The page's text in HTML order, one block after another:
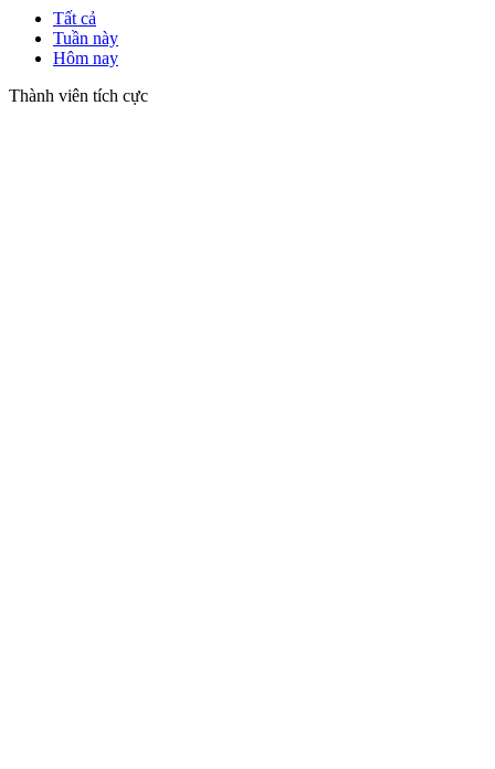
Tất cả
Tuần này
Hôm nay
Thành viên tích cực